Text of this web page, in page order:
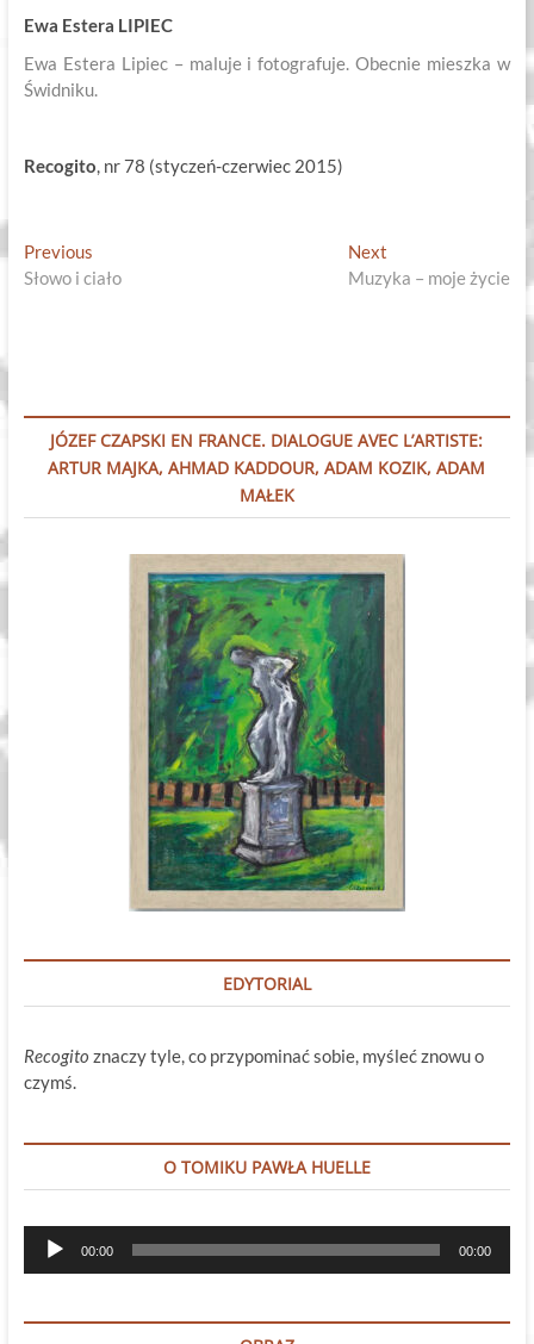
Ewa Estera LIPIEC
Ewa Estera Lipiec – maluje i fotografuje. Obecnie mieszka w
Świdniku.
Recogito, nr 78 (styczeń-czerwiec 2015)
Nawigacja
wpisu
PreviousPrevious
post:
Słowo i ciało
Next
post:
Muzyka – moje życie
JÓZEF CZAPSKI EN FRANCE. DIALOGUE AVEC L’ARTISTE:
ARTUR MAJKA, AHMAD KADDOUR, ADAM KOZIK, ADAM
MAŁEK
EDYTORIAL
Recogito znaczy tyle, co przypominać sobie, myśleć znowu o
czymś.
O TOMIKU PAWŁA HUELLE
Odtwarzacz
plików
00:00 00:00